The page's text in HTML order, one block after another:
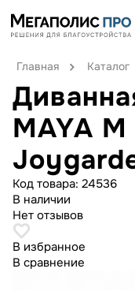
Главная Каталог
MAYA
Код товара: 24536
В наличии
Нет отзывов
В избранное
В сравнение